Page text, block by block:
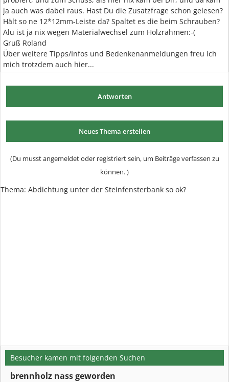
ja auch was dabei raus. Hast Du die Zusatzfrage schon gelesen?
Hält so ne 12*12mm-Leiste da? Spaltet es die beim Schrauben?
Alu ist ja nix wegen Materialwechsel zum Holzrahmen:-(
Gruß Roland
Über weitere Tipps/Infos und Bedenkenanmeldungen freu ich
mich trotzdem auch hier...
Antworten
Neues Thema erstellen
(Du musst angemeldet oder registriert sein, um Beiträge verfassen zu
können. )
Thema: Abdichtung unter der Steinfensterbank so ok?
Besucher kamen mit folgenden Suchen
brennholz nass geworden